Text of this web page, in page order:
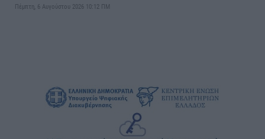
Πέμπτη, 6 Αυγούστου 2026 10:12 ΠΜ